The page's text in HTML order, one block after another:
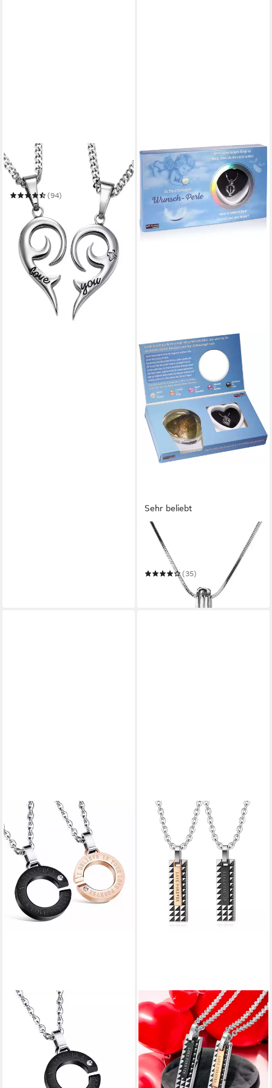
FIRETTI
Schmuckset Multipack
Schmuck Geschenk
Halsketten LIEBE
(94)
45,19 €
in 6-8 Werktagen bei dir
Sehr beliebt
BRUBAKER
Perlenketten-Set
Schutzengel-Wunschperle
als Schutzamulett
(35)
in 2-3 Werktagen bei dir